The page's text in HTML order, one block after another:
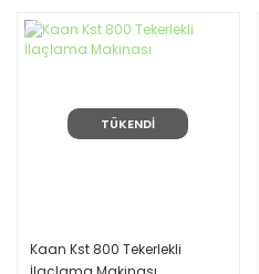
TÜKENDİ
Kaan Kst 800 Tekerlekli